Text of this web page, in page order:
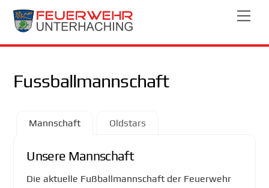
Skip
Fussballmannschaft
Mannschaft Oldstars
Unsere Mannschaft
Die aktuelle Fußballmannschaft der Feuerwehr